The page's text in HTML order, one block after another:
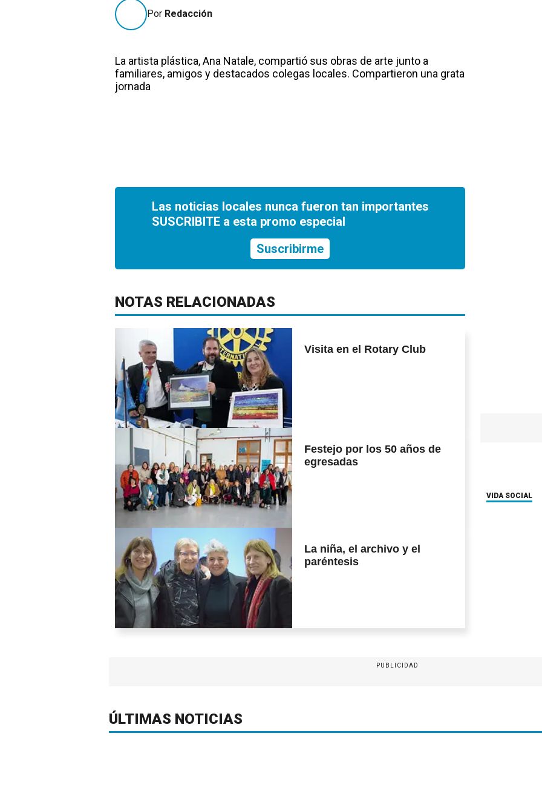
Por Redacción
La artista plástica, Ana Natale, compartió sus obras de arte junto a
familiares, amigos y destacados colegas locales. Compartieron una grata
jornada
Las noticias locales nunca fueron tan importantes
SUSCRIBITE a esta promo especial
Suscribirme
NOTAS RELACIONADAS
Visita en el Rotary Club
Festejo por los 50 años de
egresadas
La niña, el archivo y el
paréntesis
VIDA SOCIAL
PUBLICIDAD
ÚLTIMAS NOTICIAS